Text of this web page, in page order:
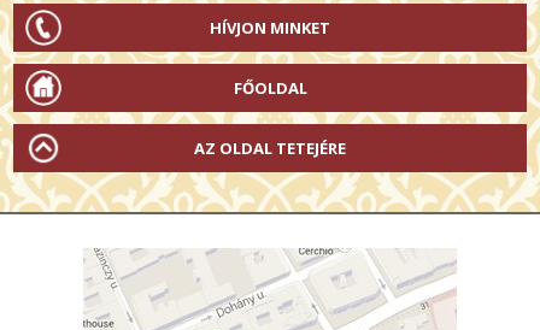
HÍVJON MINKET
FŐOLDAL
AZ OLDAL TETEJÉRE